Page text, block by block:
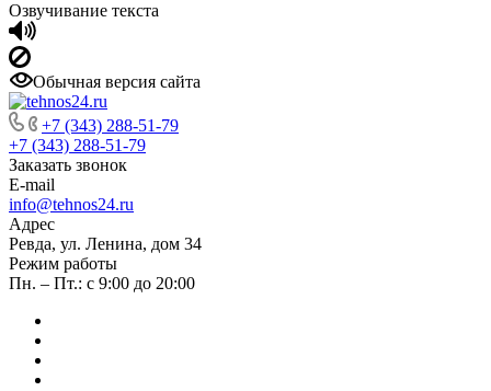
Озвучивание текста
Обычная версия сайта
+7 (343) 288-51-79
+7 (343) 288-51-79
Заказать звонок
E-mail
info@tehnos24.ru
Адрес
Ревда, ул. Ленина, дом 34
Режим работы
Пн. – Пт.: с 9:00 до 20:00